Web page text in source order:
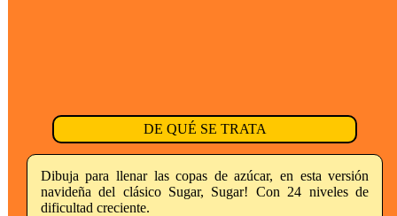
DE QUÉ SE TRATA
Dibuja para llenar las copas de azúcar, en esta versión
navideña del clásico Sugar, Sugar! Con 24 niveles de
dificultad creciente.